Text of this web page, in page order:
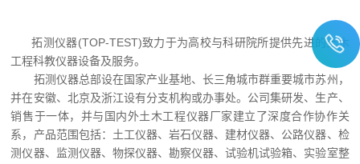
拓测仪器(TOP-TEST)致力于为高校与科研院所提供先进的土木
工程科教仪器设备及服务。
拓测仪器总部设在国家产业基地、长三角城市群重要城市苏州，
并在安徽、北京及浙江设有分支机构或办事处。公司集研发、生产、
销售于一体，并与国内外土木工程仪器厂家建立了深度合作协作关
系，产品范围包括：土工仪器、岩石仪器、建材仪器、公路仪器、检
测仪器、监测仪器、物探仪器、勘察仪器、试验机试验箱、实验室整